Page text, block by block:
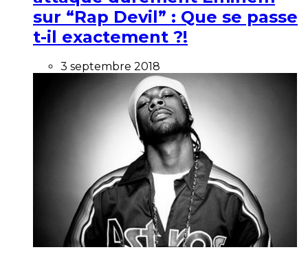
sur “Rap Devil” : Que se passe
t-il exactement ?!
3 septembre 2018